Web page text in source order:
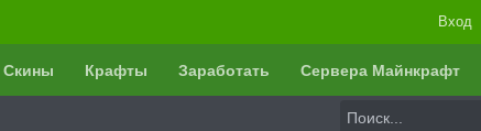
Вход
Скины Крафты Заработать Сервера Майнкрафт